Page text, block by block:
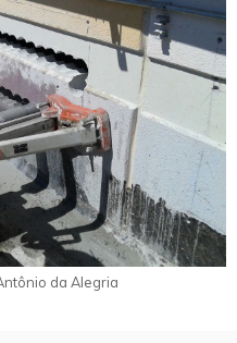
da Alegria